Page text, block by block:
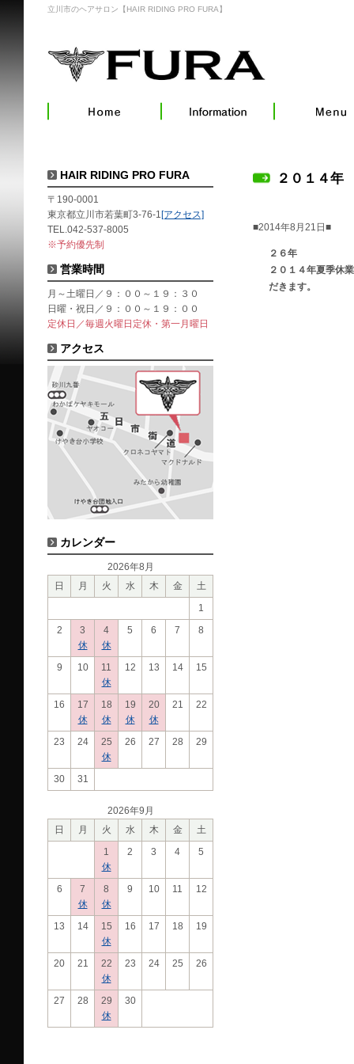
立川市のヘアサロン【HAIR RIDING PRO FURA】
２０１４年
■2014年8月21日■
２６年
２０１４年夏季
だきます。
HAIR RIDING PRO FURA
〒190-0001
東京都立川市若葉町3-76-1 [アクセス]
TEL.042-537-8005
※予約優先制
営業時間
月～土曜日／９：００～１９：３０
日曜・祝日／９：００～１９：００
定休日／毎週火曜日定休・第一月曜日
アクセス
カレンダー
2026年8月
日
月 火 水 木 金
土
1
2
3
休
4
休
5 6 7 8
9 10
11
休
12 13 14 15
16
17
休
18
休
19
休
20
休
21 22
23 24
25
休
26 27 28 29
30 31
2026年9月
日
月 火 水 木 金
土
1
休
2 3 4 5
6
7
休
8
休
9 10 11 12
13 14
15
休
16 17 18 19
20 21
22
休
23 24 25 26
27 28
29
休
30